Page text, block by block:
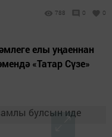
788 0 0
елы уңаеннан
«Татар Сүзе»